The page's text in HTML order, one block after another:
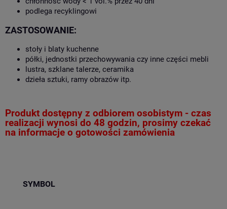
podlega recyklingowi
ZASTOSOWANIE:
stoły i blaty kuchenne
półki, jednostki przechowywania czy inne części mebli
lustra, szklane talerze, ceramika
dzieła sztuki, ramy obrazów itp.
Produkt dostępny z odbiorem osobistym - czas
realizacji wynosi do 48 godzin, prosimy czekać
na informacje o gotowości zamówienia
SYMBOL